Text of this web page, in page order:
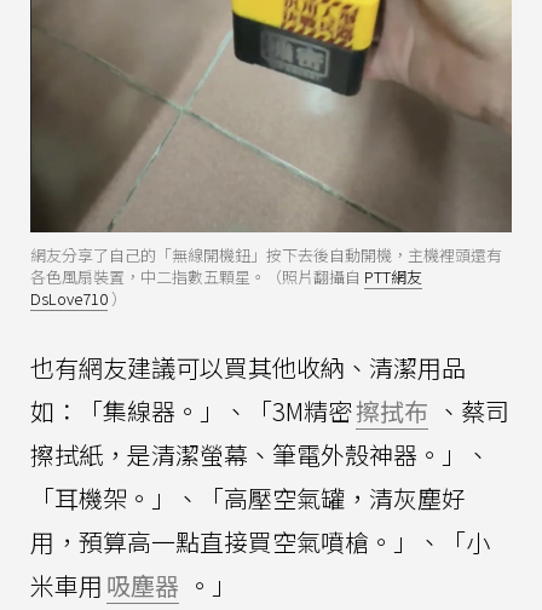
網友分享了自己的「無線開機鈕」按下去後自動開機，主機裡頭還有
各色風扇裝置，中二指數五顆星。（照片翻攝自 PTT網友
DsLove710 ）
也有網友建議可以買其他收納、清潔用品
如：「集線器。」、「3M精密擦拭布 、蔡司
擦拭紙，是清潔螢幕、筆電外殼神器。」、
「耳機架。」、「高壓空氣罐，清灰塵好
用，預算高一點直接買空氣噴槍。」、「小
米車用 吸塵器 。」